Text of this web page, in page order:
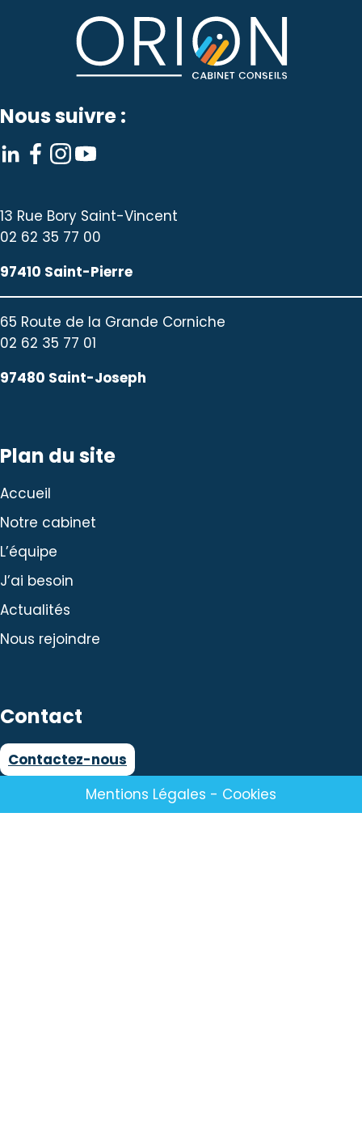
Nous suivre :
13 Rue Bory Saint-Vincent
02 62 35 77 00
97410 Saint-Pierre
65 Route de la Grande Corniche
02 62 35 77 01
97480 Saint-Joseph
Plan du site
Accueil
Notre cabinet
L’équipe
J’ai besoin
Actualités
Nous rejoindre
Contact
Contactez-nous
Mentions Légales - Cookies